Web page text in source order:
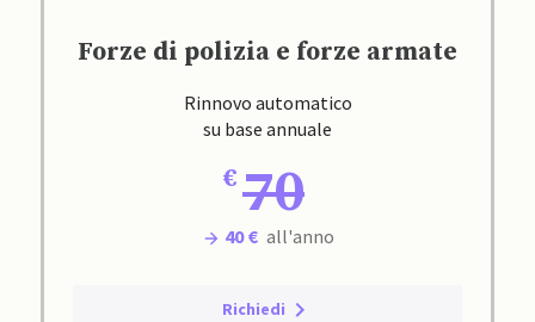
Forze di polizia e forze armate
Rinnovo automatico
su base annuale
70
40 € all'anno
Richiedi